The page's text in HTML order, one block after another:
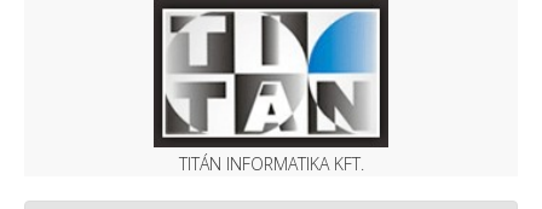
TITÁN INFORMATIKA KFT.